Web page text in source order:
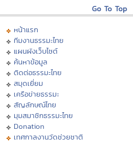
Go To Top
หน้าแรก
ทีมงานธรรมะไทย
แผนผังเว็บไซต์
ค้นหาข้อมูล
ติดต่อธรรมะไทย
สมุดเยี่ยม
เครือข่ายธรรมะ
สัญลักษณ์ไทย
มุมสมาชิกธรรมะไทย
Donation
เทศกาลงานวัดช่วยชาติ